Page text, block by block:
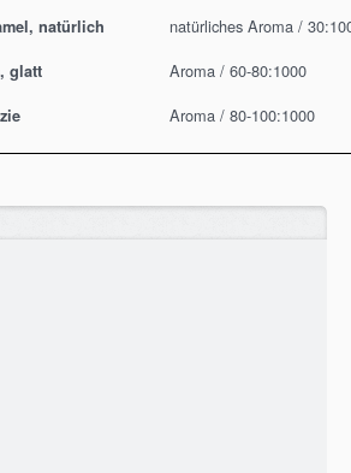
natürlich natürliches Aroma /
glatt Aroma / 60-80:1000
Aroma / 80-100:1000